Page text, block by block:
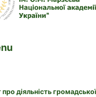
про діяльність